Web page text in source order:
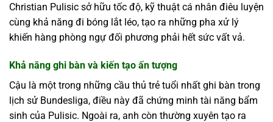
Christian Pulisic sở hữu tốc độ, kỹ thuật cá nhân điêu luyện
cùng khả năng đi bóng lắt léo, tạo ra những pha xử lý
khiến hàng phòng ngự đối phương phải hết sức vất vả.
Khả năng ghi bàn và kiến tạo ấn tượng
Cậu là một trong những cầu thủ trẻ tuổi nhất ghi bàn trong
lịch sử Bundesliga, điều này đã chứng minh tài năng bẩm
sinh của Pulisic. Ngoài ra, anh còn thường xuyên tạo ra